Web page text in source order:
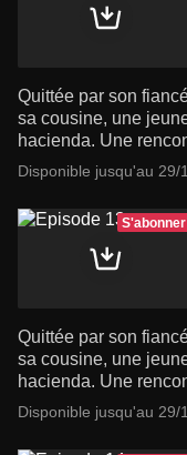
Quittée par son
sa cousine, une
hacienda. Une
Disponible jusqu'au 29/
S'abonner
Quittée par son
sa cousine, une
hacienda. Une
Disponible jusqu'au 29/